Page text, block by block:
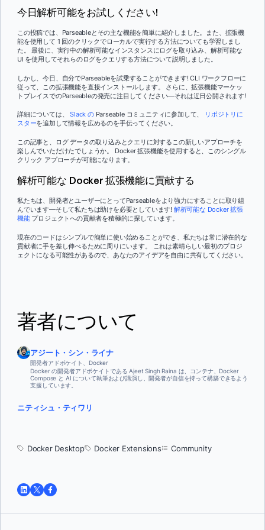
今日解析可能をお試しください!
この投稿では、Parseableとその主な機能を簡単に紹介しました。また、拡張機
能を使用して 1 回のクリックでローカルで実行する方法についても学習しまし
た。 最後に、実行中の解析可能なインスタンスにログを取り込み、解析可能な
UI を使用してそれらのログをクエリする方法について説明しました。
しかし、今日、自分でParseableを試乗することができます! CLI ワークフローに
従って、この拡張機能を直接インストールします。 さらに、拡張機能マーケッ
トプレイスでのParseableの発売に注目してください—それは近日公開されます!
詳細については、Slack のParseable コミュニティに参加して、
リポジトリに
スターを追加して情報を広めるのを手伝ってください。
この記事と、ログ データの取り込みとクエリに対するこの新しいアプローチを
楽しんでいただけたでしょうか。 Docker 拡張機能を使用すると、このシングル
クリック アプローチが可能になります。
解析可能な Docker 拡張機能に貢献する
私たちは、開発者とユーザーにとってParseableをより強力にすることに取り組
んでいます—そして私たちは助けを必要としています! 解析可能な Docker 拡張
機能プロジェクトへの貢献者を積極的に探しています。
現在のコードはシンプルで簡単に使い始めることができ、私たちは常に潜在的な
貢献者に手を差し伸べるために周りにいます。 これは素晴らしい最初のプロジ
ェクトになる可能性があるので、あなたのアイデアを自由に共有してください。
著者について
アジート・シン・ライナ
開発者アドボケイト、Docker
Docker の開発者アドボケイトである Ajeet Singh Raina は、コンテナ、Docker
Compose と AI について執筆および講演し、開発者が自信を持って構築できるよう
支援しています。
ニティシュ・ティワリ
Docker Desktop Docker Extensions Community